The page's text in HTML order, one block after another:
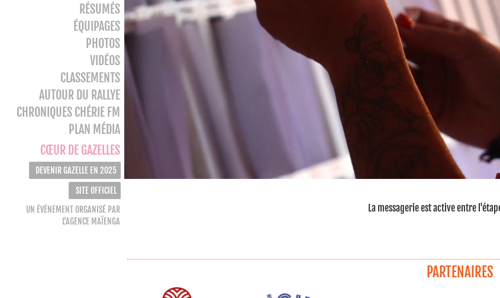
RÉSUMÉS
ÉQUIPAGES
PHOTOS
VIDÉOS
CLASSEMENTS
AUTOUR DU RALLYE
CHRONIQUES CHÉRIE FM
PLAN MÉDIA
CŒUR DE GAZELLES
DEVENIR GAZELLE EN 2025
SITE OFFICIEL
UN ÉVÉNEMENT ORGANISÉ PAR
L’AGENCE MAÏENGA
La messagerie est active entre
PARTENAIRES